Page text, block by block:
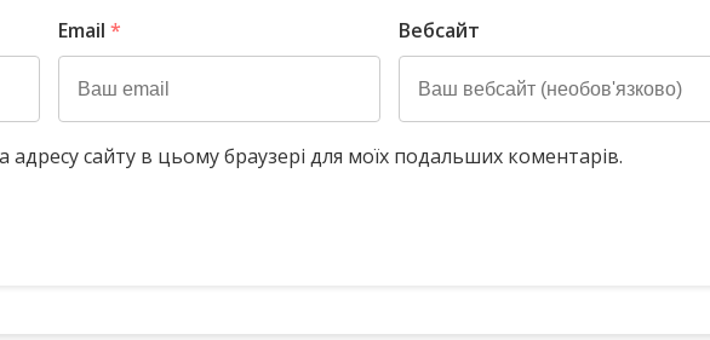
Email * Вебсайт
адресу сайту в цьому браузері для моїх подальших коментарів.